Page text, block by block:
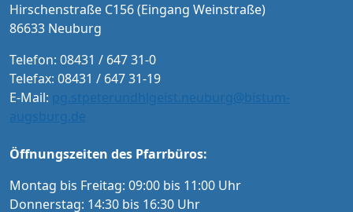
Hirschenstraße C156 (Eingang Weinstraße)
86633 Neuburg
Telefon: 08431 / 647 31-0
Telefax: 08431 / 647 31-19
E-Mail: pg.stpeterundhlgeist.neuburg@bistum-
augsburg.de
Öffnungszeiten des Pfarrbüros:
Montag bis Freitag: 09:00 bis 11:00 Uhr
Donnerstag: 14:30 bis 16:30 Uhr